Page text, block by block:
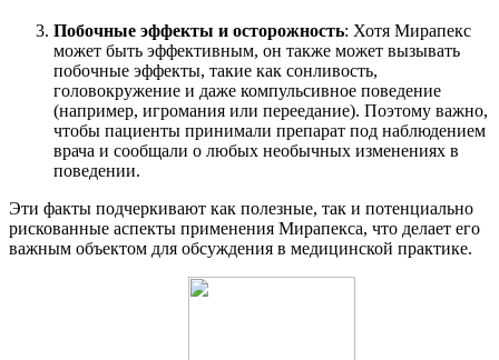
Побочные эффекты и осторожность: Хотя Мирапекс
может быть эффективным, он также может вызывать
побочные эффекты, такие как сонливость,
головокружение и даже компульсивное поведение
(например, игромания или переедание). Поэтому важно,
чтобы пациенты принимали препарат под наблюдением
врача и сообщали о любых необычных изменениях в
поведении.
Эти факты подчеркивают как полезные, так и потенциально
рискованные аспекты применения Мирапекса, что делает его
важным объектом для обсуждения в медицинской практике.